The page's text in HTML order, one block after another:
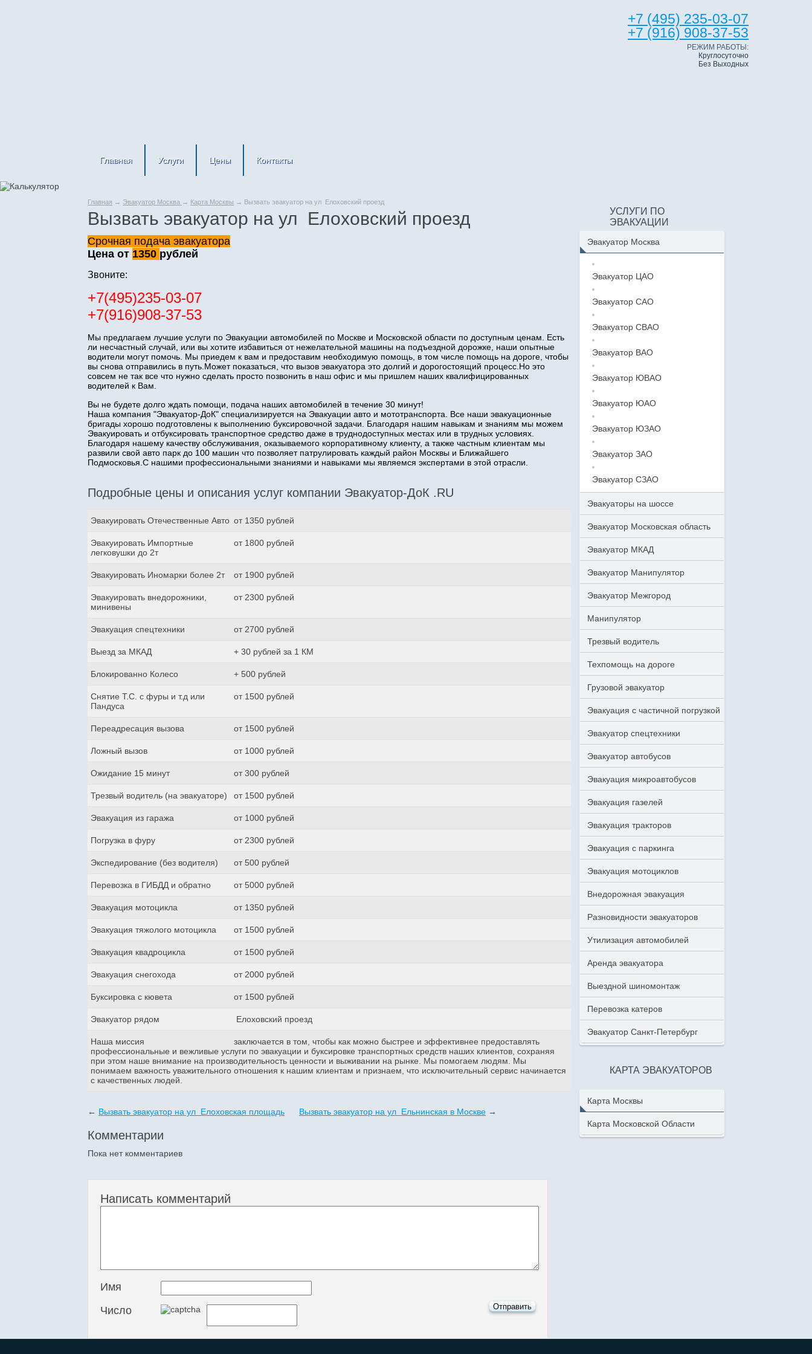
+7 (495) 235-03-07
+7 (916) 908-37-53
РЕЖИМ РАБОТЫ:
Круглосуточно
Без Выходных
Главная Услуги Цены Контакты
Главная → Эвакуатор Москва → Карта Москвы → Вызвать эвакуатор на ул Елоховский проезд
Вызвать эвакуатор на ул Елоховский проезд
Срочная подача эвакуатора
Цена от 1350 рублей
Звоните:
+7(495)235-03-07
+7(916)908-37-53
Мы предлагаем лучшие услуги по Эвакуации автомобилей по Москве и Московской области по доступным ценам. Есть
ли несчастный случай, или вы хотите избавиться от нежелательной машины на подъездной дорожке, наши опытные
водители могут помочь. Мы приедем к вам и предоставим необходимую помощь, в том числе помощь на дороге, чтобы
вы снова отправились в путь.Может показаться, что вызов эвакуатора это долгий и дорогостоящий процесс.Но это
совсем не так все что нужно сделать просто позвонить в наш офис и мы пришлем наших квалифицированных
водителей к Вам.
Вы не будете долго ждать помощи, подача наших автомобилей в течение 30 минут!
Наша компания "Эвакуатор-ДоК" специализируется на Эвакуации авто и мототранспорта. Все наши эвакуационные
бригады хорошо подготовлены к выполнению буксировочной задачи. Благодаря нашим навыкам и знаниям мы можем
Эвакуировать и отбуксировать транспортное средство даже в труднодоступных местах или в трудных условиях.
Благодаря нашему качеству обслуживания, оказываемого корпоративному клиенту, а также частным клиентам мы
развили свой авто парк до 100 машин что позволяет патрулировать каждый район Москвы и Ближайшего
Подмосковья.С нашими профессиональными знаниями и навыками мы являемся экспертами в этой отрасли.
Подробные цены и описания услуг компании Эвакуатор-ДоК .RU
Эвакуировать Отечественные Авто от 1350 рублей
Эвакуировать Импортные
легковушки до 2т
от 1800 рублей
Эвакуировать Иномарки более 2т от 1900 рублей
Эвакуировать внедорожники,
минивены
от 2300 рублей
Эвакуация спецтехники от 2700 рублей
Выезд за МКАД + 30 рублей за 1 КМ
Блокированно Колесо + 500 рублей
Снятие Т.С. с фуры и т.д или
Пандуса
от 1500 рублей
Переадресация вызова от 1500 рублей
Ложный вызов от 1000 рублей
Ожидание 15 минут от 300 рублей
Трезвый водитель (на эвакуаторе) от 1500 рублей
Эвакуация из гаража от 1000 рублей
Погрузка в фуру от 2300 рублей
Экспедирование (без водителя) от 500 рублей
Перевозка в ГИБДД и обратно от 5000 рублей
Эвакуация мотоцикла от 1350 рублей
Эвакуация тяжолого мотоцикла от 1500 рублей
Эвакуация квадроцикла от 1500 рублей
Эвакуация снегохода от 2000 рублей
Буксировка с кювета от 1500 рублей
Эвакуатор рядом Елоховский проезд
Наша миссия
заключается в том, чтобы как можно быстрее и эффективнее предоставлять
профессиональные и вежливые услуги по эвакуации и буксировке транспортных средств наших клиентов, сохраняя
при этом наше внимание на производительность ценности и выживании на рынке. Мы помогаем людям. Мы
понимаем важность уважительного отношения к нашим клиентам и признаем, что исключительный сервис начинается
с качественных людей.
← Вызвать эвакуатор на ул Елоховская площадь Вызвать эвакуатор на ул Ельнинская в Москве →
Комментарии
Пока нет комментариев
Написать комментарий
Имя
Число
УСЛУГИ ПО
ЭВАКУАЦИИ
Эвакуатор Москва
Эвакуатор ЦАО
Эвакуатор САО
Эвакуатор СВАО
Эвакуатор ВАО
Эвакуатор ЮВАО
Эвакуатор ЮАО
Эвакуатор ЮЗАО
Эвакуатор ЗАО
Эвакуатор СЗАО
Эвакуаторы на шоссе
Эвакуатор Московская область
Эвакуатор МКАД
Эвакуатор Манипулятор
Эвакуатор Межгород
Манипулятор
Трезвый водитель
Техпомощь на дороге
Грузовой эвакуатор
Эвакуация с частичной погрузкой
Эвакуатор спецтехники
Эвакуатор автобусов
Эвакуация микроавтобусов
Эвакуация газелей
Эвакуация тракторов
Эвакуация с паркинга
Эвакуация мотоциклов
Внедорожная эвакуация
Разновидности эвакуаторов
Утилизация автомобилей
Аренда эвакуатора
Выездной шиномонтаж
Перевозка катеров
Эвакуатор Санкт-Петербург
КАРТА ЭВАКУАТОРОВ
Карта Москвы
Карта Московской Области